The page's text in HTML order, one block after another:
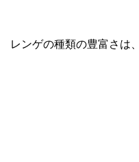
レンゲの種類の豊富さは